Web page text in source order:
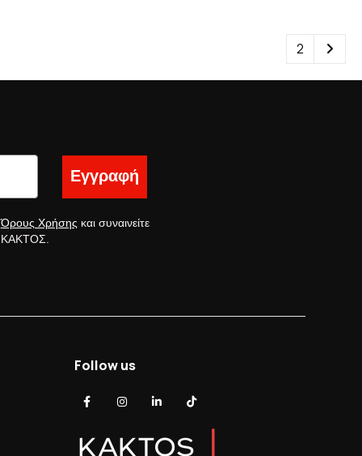
2
Εγγραφή
Όρους Χρήσης και συναινείτε
ΚΑΚΤΟΣ.
Follow us